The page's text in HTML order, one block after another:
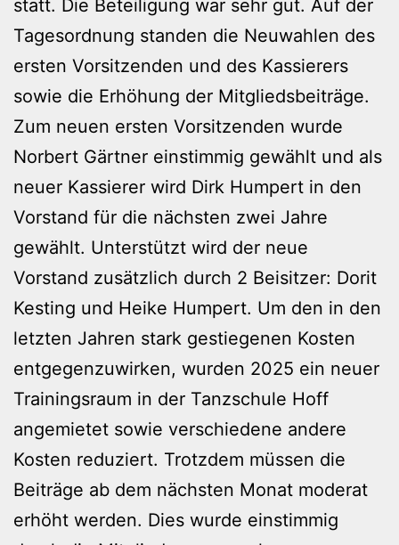
statt. Die Beteiligung war sehr gut. Auf der
Tagesordnung standen die Neuwahlen des
ersten Vorsitzenden und des Kassierers
sowie die Erhöhung der Mitgliedsbeiträge.
Zum neuen ersten Vorsitzenden wurde
Norbert Gärtner einstimmig gewählt und als
neuer Kassierer wird Dirk Humpert in den
Vorstand für die nächsten zwei Jahre
gewählt. Unterstützt wird der neue
Vorstand zusätzlich durch 2 Beisitzer: Dorit
Kesting und Heike Humpert. Um den in den
letzten Jahren stark gestiegenen Kosten
entgegenzuwirken, wurden 2025 ein neuer
Trainingsraum in der Tanzschule Hoff
angemietet sowie verschiedene andere
Kosten reduziert. Trotzdem müssen die
Beiträge ab dem nächsten Monat moderat
erhöht werden. Dies wurde einstimmig